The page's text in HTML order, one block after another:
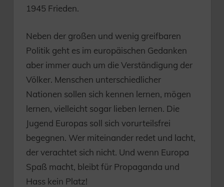
1945 Frieden.
Neben der großen und wenig greifbaren
Politik geht es im europäischen Gedanken
aber immer auch um die Verständigung der
Völker. Menschen unterschiedlicher
Nationen sollen sich kennen lernen, mögen
lernen, vielleicht sogar lieben lernen. Die
Jugend Europas soll sich vorurteilsfrei
begegnen. Wer miteinander redet und lacht,
der verachtet sich nicht. Und wenn Europa
Spaß macht, bleibt für Propaganda und
Hass kein Platz!